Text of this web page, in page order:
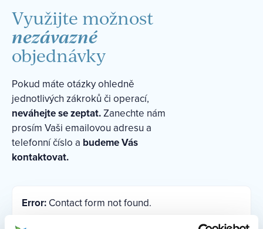
Využijte možnost
nezávazné
objednávky
Pokud máte otázky ohledně
jednotlivých zákroků či operací,
neváhejte se zeptat.Zanechte nám
prosím Vaši emailovou adresu a
telefonní číslo a budeme Vás
kontaktovat.
Error: Contact form not found.